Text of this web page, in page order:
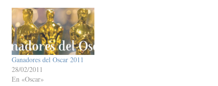
Ganadores del Oscar 2011
28/02/2011
En «Oscar»